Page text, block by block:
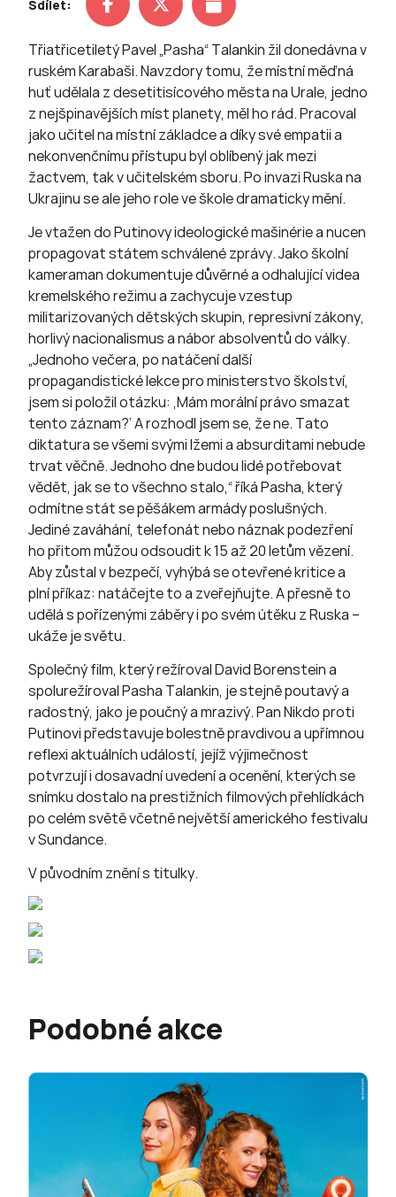
Sdílet:
Třiatřicetiletý Pavel „Pasha“ Talankin žil donedávna v
ruském Karabaši. Navzdory tomu, že místní měďná
huť udělala z desetitisícového města na Urale, jedno
z nejšpinavějších míst planety, měl ho rád. Pracoval
jako učitel na místní základce a díky své empatii a
nekonvenčnímu přístupu byl oblíbený jak mezi
žactvem, tak v učitelském sboru. Po invazi Ruska na
Ukrajinu se ale jeho role ve škole dramaticky mění.
Je vtažen do Putinovy ideologické mašinérie a nucen
propagovat státem schválené zprávy. Jako školní
kameraman dokumentuje důvěrné a odhalující videa
kremelského režimu a zachycuje vzestup
militarizovaných dětských skupin, represivní zákony,
horlivý nacionalismus a nábor absolventů do války.
„Jednoho večera, po natáčení další
propagandistické lekce pro ministerstvo školství,
jsem si položil otázku: ‚Mám morální právo smazat
tento záznam?‘ A rozhodl jsem se, že ne. Tato
diktatura se všemi svými lžemi a absurditami nebude
trvat věčně. Jednoho dne budou lidé potřebovat
vědět, jak se to všechno stalo,“ říká Pasha, který
odmítne stát se pěšákem armády poslušných.
Jediné zaváhání, telefonát nebo náznak podezření
ho přitom můžou odsoudit k 15 až 20 letům vězení.
Aby zůstal v bezpečí, vyhýbá se otevřené kritice a
plní příkaz: natáčejte to a zveřejňujte. A přesně to
udělá s pořízenými záběry i po svém útěku z Ruska –
ukáže je světu.
Společný film, který režíroval David Borenstein a
spolurežíroval Pasha Talankin, je stejně poutavý a
radostný, jako je poučný a mrazivý. Pan Nikdo proti
Putinovi představuje bolestně pravdivou a upřímnou
reflexi aktuálních událostí, jejíž výjimečnost
potvrzují i dosavadní uvedení a ocenění, kterých se
snímku dostalo na prestižních filmových přehlídkách
po celém světě včetně největší amerického festivalu
v Sundance.
V původním znění s titulky.
Podobné akce